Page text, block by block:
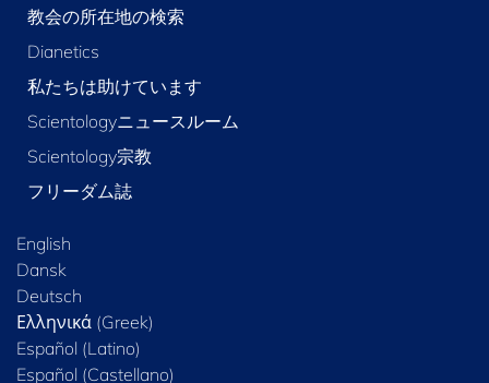
教会の所在地の検索
Dianetics
私たちは助けています
Scientologyニュースルーム
Scientology宗教
フリーダム誌
English
Dansk
Deutsch
Ελληνικά (Greek)
Español (Latino)
Español (Castellano)